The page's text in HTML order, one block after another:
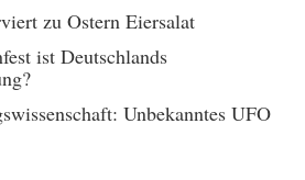
zu Ostern Eiersalat
ist Deutschlands
Unbekanntes UFO